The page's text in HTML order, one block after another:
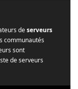
deserveurs
communautés
sont
de serveurs